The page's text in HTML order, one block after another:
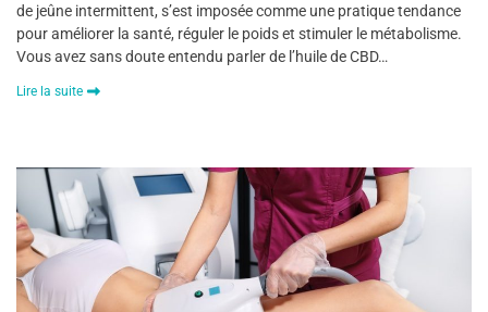
de jeûne intermittent, s’est imposée comme une pratique tendance
pour améliorer la santé, réguler le poids et stimuler le métabolisme.
Vous avez sans doute entendu parler de l’huile de CBD…
Lire la suite